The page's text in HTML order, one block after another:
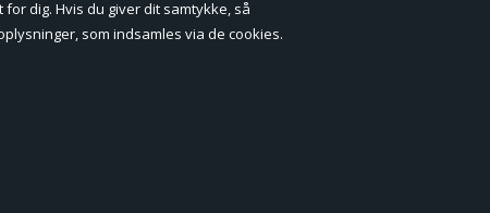
dig. Hvis du giver dit samtykke, så
som indsamles via de cookies.
Vilkår og betingelser